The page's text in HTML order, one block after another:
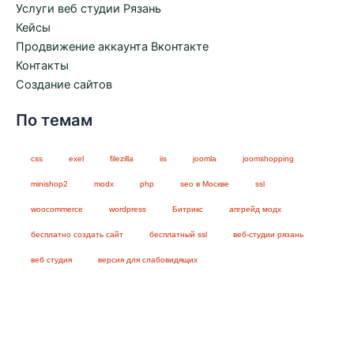
Услуги веб студии Рязань
Кейсы
Продвижение аккаунта Вконтакте
Контакты
Создание сайтов
По темам
css exel filezilla iis joomla joomshopping
minishop2 modx php seo в Москве ssl
woocommerce wordpress Битрикс апгрейд модх
бесплатно создать сайт бесплатный ssl веб-студии рязань
веб студия версия для слабовидящих